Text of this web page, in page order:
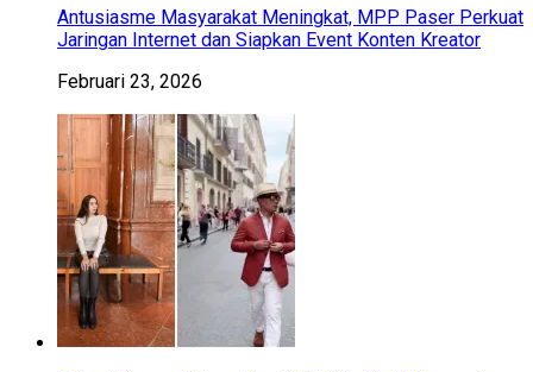
Antusiasme Masyarakat Meningkat, MPP Paser Perkuat
Jaringan Internet dan Siapkan Event Konten Kreator
Februari 23, 2026